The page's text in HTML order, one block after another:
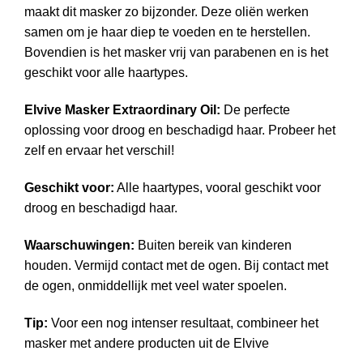
maakt dit masker zo bijzonder. Deze oliën werken
samen om je haar diep te voeden en te herstellen.
Bovendien is het masker vrij van parabenen en is het
geschikt voor alle haartypes.
Elvive Masker Extraordinary Oil: De perfecte
oplossing voor droog en beschadigd haar. Probeer het
zelf en ervaar het verschil!
Geschikt voor: Alle haartypes, vooral geschikt voor
droog en beschadigd haar.
Waarschuwingen: Buiten bereik van kinderen
houden. Vermijd contact met de ogen. Bij contact met
de ogen, onmiddellijk met veel water spoelen.
Tip: Voor een nog intenser resultaat, combineer het
masker met andere producten uit de Elvive